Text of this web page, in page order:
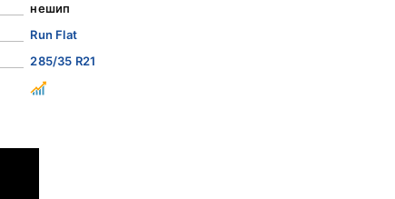
нешип
Run Flat
285/35 R21